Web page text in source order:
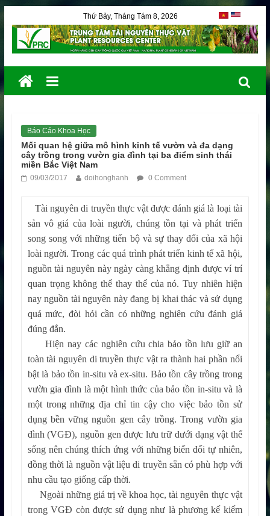
Thứ Bảy, Tháng Tám 8, 2026
Báo Cáo Khoa Học
Mối quan hệ giữa mô hình kinh tế vườn và đa dạng
cây trồng trong vườn gia đình tại ba điểm sinh thái
miền Bắc Việt Nam
09/03/2017 doihonghanh 0 Comment
Tài nguyên di truyền thực vật được đánh giá là loại tài
sản vô giá của loài người, chúng tồn tại và phát triển
song song với những tiến bộ và sự thay đổi của xã hội
loài người. Trong các quá trình phát triển kinh tế xã hội,
nguồn tài nguyên này ngày càng khẳng định được ví trí
quan trọng không thể thay thể của nó. Tuy nhiên hiện
nay nguồn tài nguyên này đang bị khai thác và sử dụng
quá mức, đòi hỏi cần có những nghiên cứu đánh giá
đúng đắn.
Hiện nay các nghiên cứu chia bảo tồn lưu giữ an
toàn tài nguyên di truyền thực vật ra thành hai phần nổi
bật là bảo tồn in-situ và ex-situ. Bảo tồn cây trồng trong
vườn gia đình là một hình thức của bảo tồn in-situ và là
một trong những địa chỉ tin cậy cho việc bảo tồn sử
dụng bền vững nguồn gen cây trồng. Trong vườn gia
đình (VGĐ), nguồn gen được lưu trữ dưới dạng vật thể
sống nên chúng thích ứng với những biến đổi tự nhiên,
đồng thời là nguồn vật liệu di truyền sẵn có phù hợp với
nhu cầu tạo giống cấp thời.
Ngoài những giá trị về khoa học, tài nguyên thực vật
trong VGĐ còn được sử dụng như là phương kế kiếm